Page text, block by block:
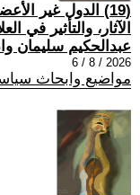
(19) الدول غير
الآثار، والتأثير في
عبدالحكيم سليمان
2026 / 8 / 6
مواضيع وابحاث